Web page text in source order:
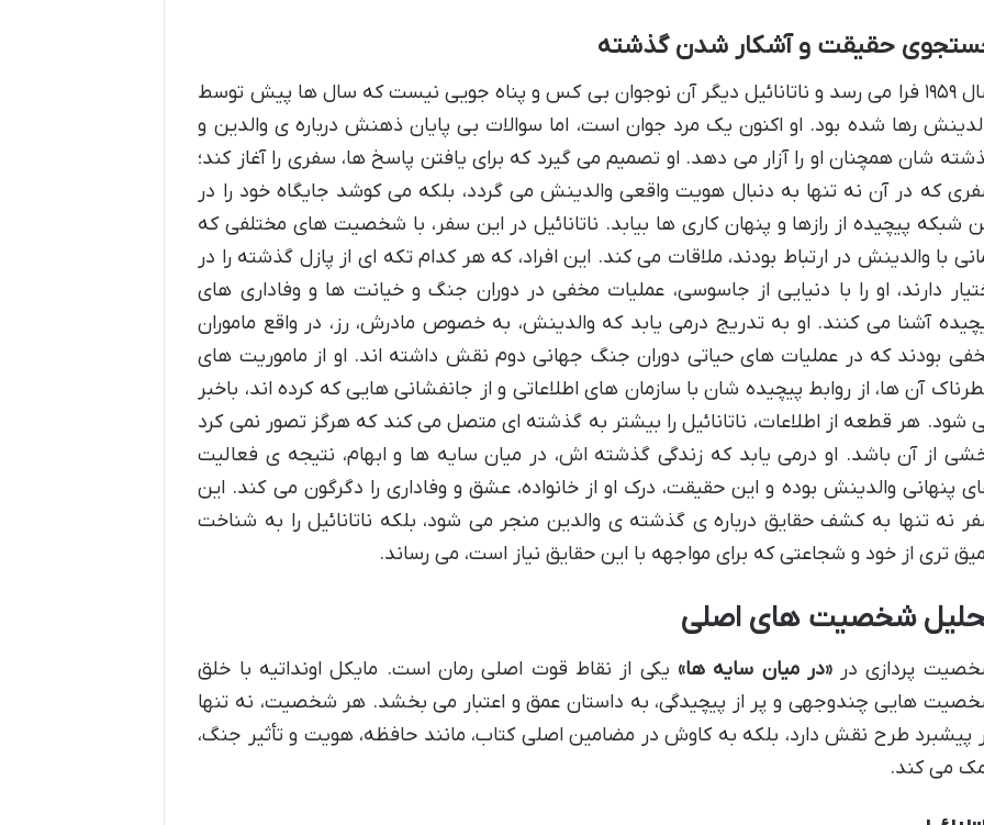
حقیقت و آشکار شدن گذشته
سال ۱۹۵۹ فرا می رسد و ناتانائیل دیگر آن نوجوان بی کس و پناه جویی نیست که سال ها پیش توسط
رها شده بود. او اکنون یک مرد جوان است، اما سوالات بی پایان ذهنش درباره ی والدین و
شان همچنان او را آزار می دهد. او تصمیم می گیرد که برای یافتن پاسخ ها، سفری را آغاز کند؛
که در آن نه تنها به دنبال هویت واقعی والدینش می گردد، بلکه می کوشد جایگاه خود را در
شبکه پیچیده از رازها و پنهان کاری ها بیابد. ناتانائیل در این سفر، با شخصیت های مختلفی که
با والدینش در ارتباط بودند، ملاقات می کند. این افراد، که هر کدام تکه ای از پازل گذشته را در
دارند، او را با دنیایی از جاسوسی، عملیات مخفی در دوران جنگ و خیانت ها و وفاداری های
آشنا می کنند. او به تدریج درمی یابد که والدینش، به خصوص مادرش، رز، در واقع ماموران
بودند که در عملیات های حیاتی دوران جنگ جهانی دوم نقش داشته اند. او از ماموریت های
آن ها، از روابط پیچیده شان با سازمان های اطلاعاتی و از جانفشانی هایی که کرده اند، باخبر
شود. هر قطعه از اطلاعات، ناتانائیل را بیشتر به گذشته ای متصل می کند که هرگز تصور نمی کرد
از آن باشد. او درمی یابد که زندگی گذشته اش، در میان سایه ها و ابهام، نتیجه ی فعالیت
پنهانی والدینش بوده و این حقیقت، درک او از خانواده، عشق و وفاداری را دگرگون می کند. این
نه تنها به کشف حقایق درباره ی گذشته ی والدین منجر می شود، بلکه ناتانائیل را به شناخت
تری از خود و شجاعتی که برای مواجهه با این حقایق نیاز است، می رساند.
شخصیت های اصلی
پردازی در«در میان سایه ها» یکی از نقاط قوت اصلی رمان است. مایکل اونداتیه با خلق
هایی چندوجهی و پر از پیچیدگی، به داستان عمق و اعتبار می بخشد. هر شخصیت، نه تنها
پیشبرد طرح نقش دارد، بلکه به کاوش در مضامین اصلی کتاب، مانند حافظه، هویت و تأثیر جنگ،
می کند.